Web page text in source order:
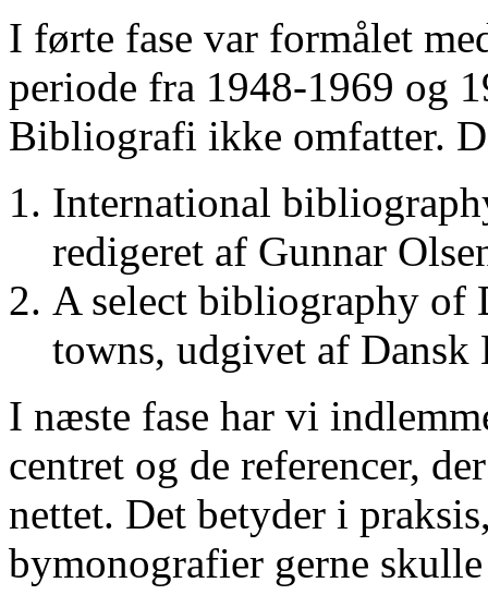
I førte fase var formålet
periode fra 1948-1969 og
Bibliografi ikke omfatter.
International
redigeret af Gunnar
A select bibliography of
towns, udgivet af
I næste fase har vi
centret og de referencer,
nettet. Det betyder i
bymonografier gerne